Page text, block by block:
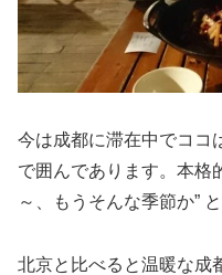
今は成都に滞在中でココ
で囲んであります。本格
～、もうそんな季節か”
北京と比べると温暖な成